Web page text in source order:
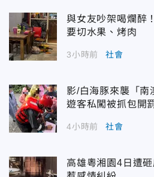
與女友吵架喝爛醉
要切水果、烤肉
3小時前 社會
影/白海豚來襲「南
遊客私闖被抓包開
4小時前 社會
高雄粵湘園4日遭